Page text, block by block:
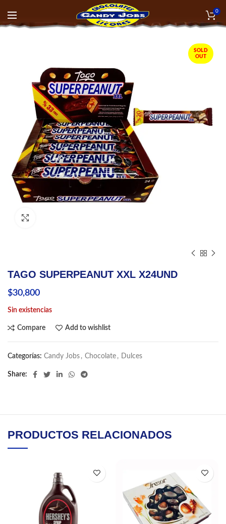
0
SOLD
OUT
TAGO SUPERPEANUT XXL X24UND
$30,800
Sin existencias
Compare Add to wishlist
Categorías: Candy Jobs , Chocolate , Dulces
Share
PRODUCTOS RELACIONADOS